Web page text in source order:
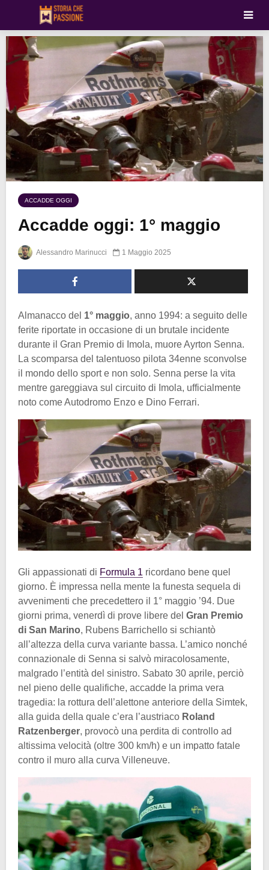
ACCADDE OGGI
Accadde oggi: 1° maggio
Alessandro Marinucci 1 Maggio 2025
Almanacco del 1° maggio, anno 1994: a seguito delle
ferite riportate in occasione di un brutale incidente
durante il Gran Premio di Imola, muore Ayrton Senna.
La scomparsa del talentuoso pilota 34enne sconvolse
il mondo dello sport e non solo. Senna perse la vita
mentre gareggiava sul circuito di Imola, ufficialmente
noto come Autodromo Enzo e Dino Ferrari.
Gli appassionati di Formula 1 ricordano bene quel
giorno. È impressa nella mente la funesta sequela di
avvenimenti che precedettero il 1° maggio ’94. Due
giorni prima, venerdì di prove libere del Gran Premio
di San Marino, Rubens Barrichello si schiantò
all’altezza della curva variante bassa. L’amico nonché
connazionale di Senna si salvò miracolosamente,
malgrado l’entità del sinistro. Sabato 30 aprile, perciò
nel pieno delle qualifiche, accadde la prima vera
tragedia: la rottura dell’alettone anteriore della Simtek,
alla guida della quale c’era l’austriaco Roland
Ratzenberger, provocò una perdita di controllo ad
altissima velocità (oltre 300 km/h) e un impatto fatale
contro il muro alla curva Villeneuve.